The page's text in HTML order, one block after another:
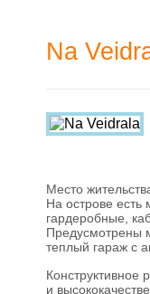
Na
Место
На острове
гардеробные,
Предусмотрены
теплый гараж с
Конструктивное
и